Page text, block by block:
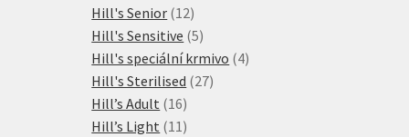
Hill's Senior 1212
produktů
Hill's Sensitive 55
produktů
Hill's speciální krmivo 44
Hill's Sterilised 2727
Hill’s Adult 1616
produktů
Hill’s Light 11 11